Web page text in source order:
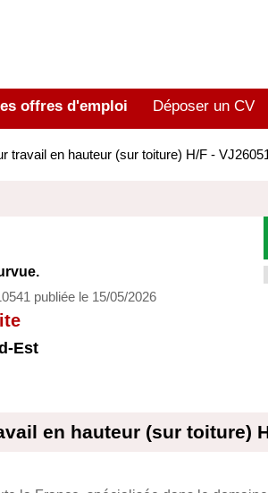
offres d'emploi Déposer un CV
travail en hauteur (sur toiture) H/F -
publiée le 15/05/2026
Est
en hauteur (sur toiture)